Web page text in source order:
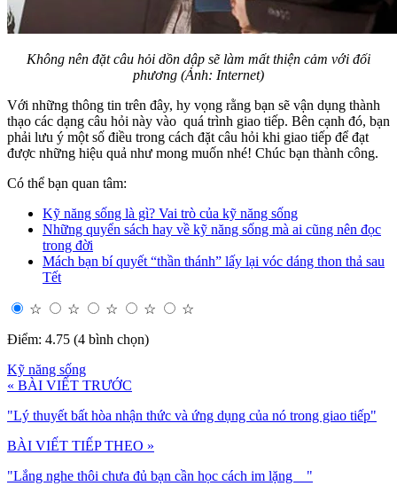
Không nên đặt câu hỏi dồn dập sẽ làm mất thiện cảm với đối
phương (Ảnh: Internet)
Với những thông tin trên đây, hy vọng rằng bạn sẽ vận dụng thành
thạo các dạng câu hỏi này vào quá trình giao tiếp. Bên cạnh đó, bạn
phải lưu ý một số điều trong cách đặt câu hỏi khi giao tiếp để đạt
được những hiệu quả như mong muốn nhé! Chúc bạn thành công.
Có thể bạn quan tâm:
Kỹ năng sống là gì? Vai trò của kỹ năng sống
Những quyển sách hay về kỹ năng sống mà ai cũng nên đọc
trong đời
Mách bạn bí quyết “thần thánh” lấy lại vóc dáng thon thả sau
Tết
☆ ☆ ☆ ☆
☆
Điểm: 4.75 (4 bình chọn)
Kỹ năng sống
« BÀI VIẾT TRƯỚC
"Lý thuyết bất hòa nhận thức và ứng dụng của nó trong giao tiếp"
BÀI VIẾT TIẾP THEO »
"Lắng nghe thôi chưa đủ bạn cần học cách im lặng "